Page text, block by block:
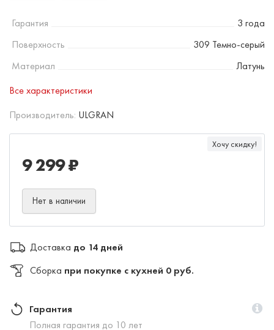
Гарантия
3 года
Поверхность
309 Темно-серый
Материал
Латунь
Все характеристики
Производитель: ULGRAN
Хочу скидку!
9 299 ₽
Нет в наличии
Доставка до 14 дней
Сборка при покупке с кухней 0 руб.
Гарантия
Полная гарантия до 10 лет